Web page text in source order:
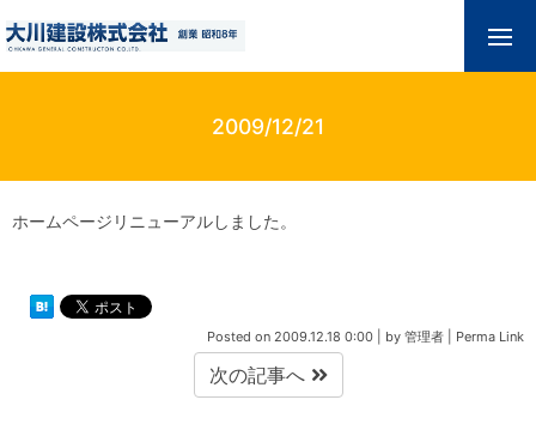
2009/12/21
ホームページリニューアルしました。
Posted on 2009.12.18 0:00 by 管理者 Perma Link
次の記事へ